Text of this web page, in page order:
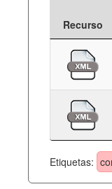
Deputados
Administração
Legislação
Perguntas frequentes
Contato
Recurso
Etiquetas: